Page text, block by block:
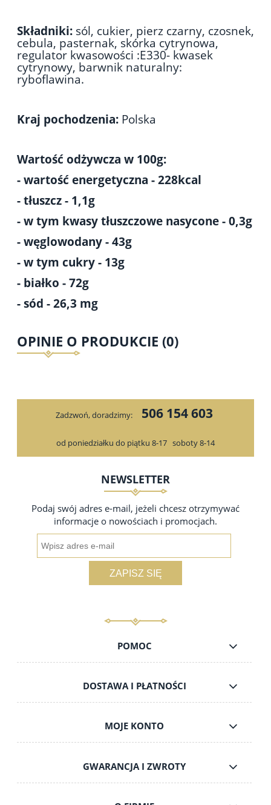
Składniki: sól, cukier, pierz czarny, czosnek,
cebula, pasternak, skórka cytrynowa,
regulator kwasowości :E330- kwasek
cytrynowy, barwnik naturalny:
ryboflawina.
Kraj pochodzenia: Polska
Wartość odżywcza w 100g:
- wartość energetyczna - 228kcal
- tłuszcz - 1,1g
- w tym kwasy tłuszczowe nasycone - 0,3g
- węglowodany - 43g
- w tym cukry - 13g
- białko - 72g
- sód - 26,3 mg
OPINIE O PRODUKCIE (0)
Zadzwoń, doradzimy: 506 154 603
od poniedziałku do piątku 8-17 soboty 8-14
NEWSLETTER
Podaj swój adres e-mail, jeżeli chcesz otrzymywać
informacje o nowościach i promocjach.
ZAPISZ SIĘ
POMOC
DOSTAWA I PŁATNOŚCI
MOJE KONTO
GWARANCJA I ZWROTY